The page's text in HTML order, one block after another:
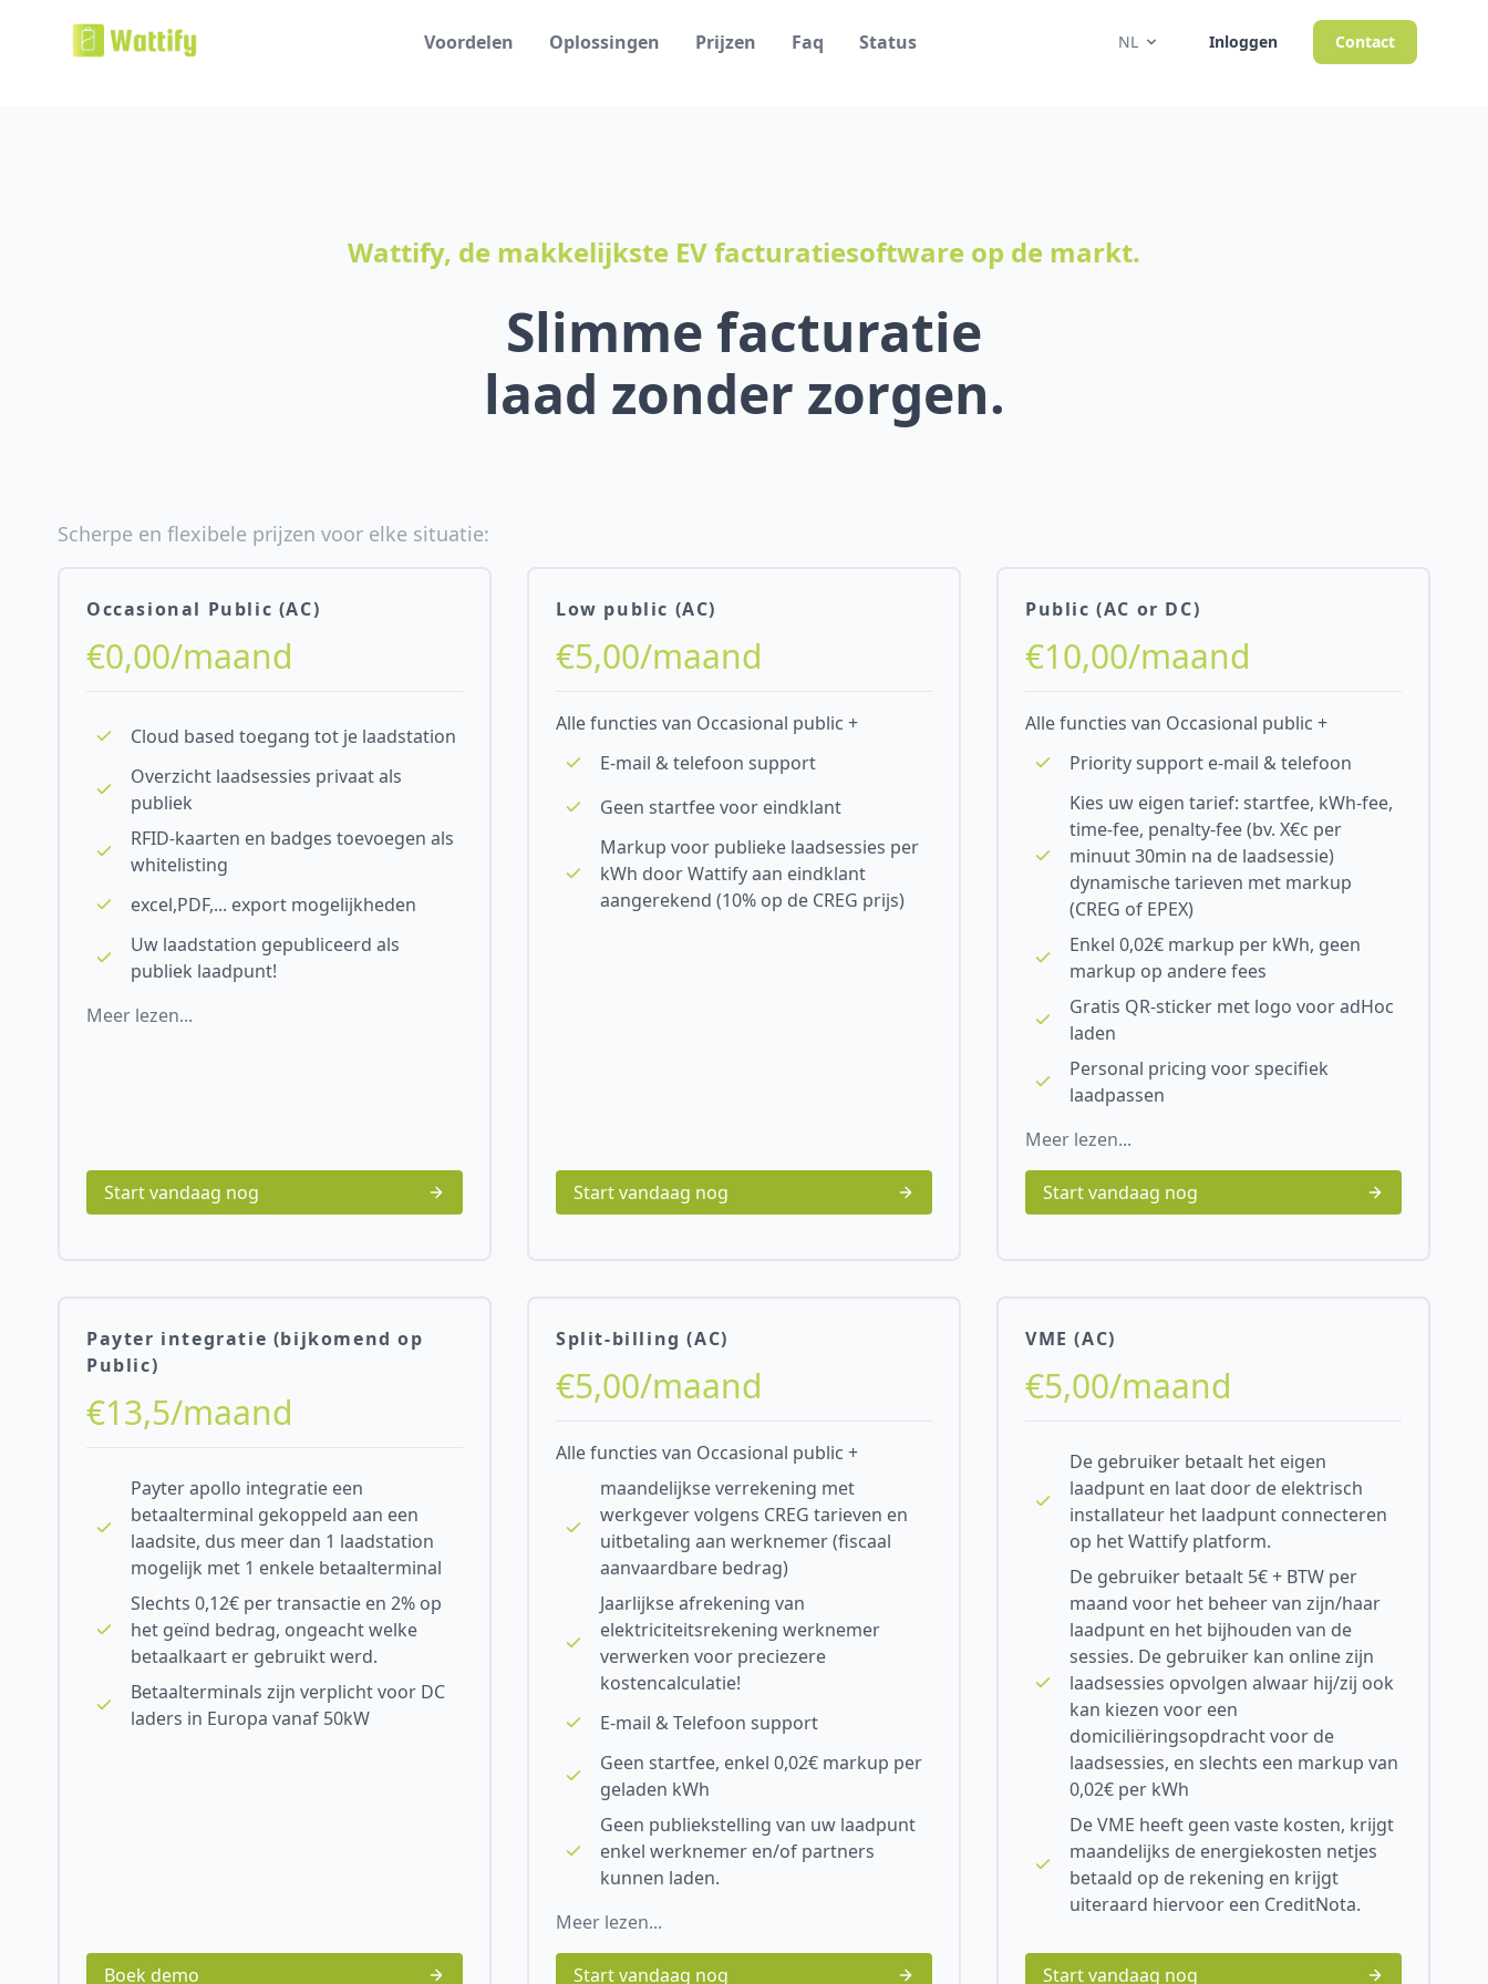
Voordelen Oplossingen Prijzen Faq Status NL Inloggen Contact
Wattify, de makkelijkste EV facturatiesoftware op de markt.
Slimme facturatie
laad zonder zorgen.
Scherpe en flexibele prijzen voor elke situatie:
Occasional Public (AC)
€0,00/maand
Cloud based toegang tot je laadstation
Overzicht laadsessies privaat als
publiek
RFID-kaarten en badges toevoegen als
whitelisting
excel,PDF,... export mogelijkheden
Uw laadstation gepubliceerd als
publiek laadpunt!
Meer lezen...
Start vandaag nog
Low public (AC)
€5,00/maand
Alle functies van Occasional public +
E-mail & telefoon support
Geen startfee voor eindklant
Markup voor publieke laadsessies per
kWh door Wattify aan eindklant
aangerekend (10% op de CREG prijs)
Start vandaag nog
Public (AC or DC)
€10,00/maand
Alle functies van Occasional public +
Priority support e-mail & telefoon
Kies uw eigen tarief: startfee, kWh-fee,
time-fee, penalty-fee (bv. X€c per
minuut 30min na de laadsessie)
dynamische tarieven met markup
(CREG of EPEX)
Enkel 0,02€ markup per kWh, geen
markup op andere fees
Gratis QR-sticker met logo voor adHoc
laden
Personal pricing voor specifiek
laadpassen
Meer lezen...
Start vandaag nog
Payter integratie (bijkomend op
Public)
€13,5/maand
Payter apollo integratie een
betaalterminal gekoppeld aan een
laadsite, dus meer dan 1 laadstation
mogelijk met 1 enkele betaalterminal
Slechts 0,12€ per transactie en 2% op
het geïnd bedrag, ongeacht welke
betaalkaart er gebruikt werd.
Betaalterminals zijn verplicht voor DC
laders in Europa vanaf 50kW
Boek demo
Split-billing (AC)
€5,00/maand
Alle functies van Occasional public +
maandelijkse verrekening met
werkgever volgens CREG tarieven en
uitbetaling aan werknemer (fiscaal
aanvaardbare bedrag)
Jaarlijkse afrekening van
elektriciteitsrekening werknemer
verwerken voor preciezere
kostencalculatie!
E-mail & Telefoon support
Geen startfee, enkel 0,02€ markup per
geladen kWh
Geen publiekstelling van uw laadpunt
enkel werknemer en/of partners
kunnen laden.
Meer lezen...
Start vandaag nog
VME (AC)
€5,00/maand
De gebruiker betaalt het eigen
laadpunt en laat door de elektrisch
installateur het laadpunt connecteren
op het Wattify platform.
De gebruiker betaalt 5€ + BTW per
maand voor het beheer van zijn/haar
laadpunt en het bijhouden van de
sessies. De gebruiker kan online zijn
laadsessies opvolgen alwaar hij/zij ook
kan kiezen voor een
domiciliëringsopdracht voor de
laadsessies, en slechts een markup van
0,02€ per kWh
De VME heeft geen vaste kosten, krijgt
maandelijks de energiekosten netjes
betaald op de rekening en krijgt
uiteraard hiervoor een CreditNota.
Start vandaag nog